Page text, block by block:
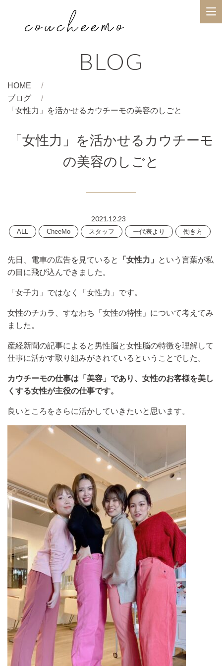
BLOG
HOME
ブログ
「女性力」を活かせるカウチーモの美容のしごと
「女性力」を活かせるカウチーモ
の美容のしごと
2021.12.23
ALL CheeMo スタッフ ー代表より 働き方
先日、電車の広告を見ていると 「女性力」
という言葉が私
の目に飛び込んできました。
「女子力」ではなく「女性力」です。
女性のチカラ、すなわち「女性の特性」について考えてみ
ました。
産経新聞の記事によると男性脳と女性脳の特徴を理解して
仕事に活かす取り組みがされているということでした。
カウチーモの仕事は「美容」であり、女性のお客様を美し
くする女性が主役の仕事です。
良いところをさらに活かしていきたいと思います。